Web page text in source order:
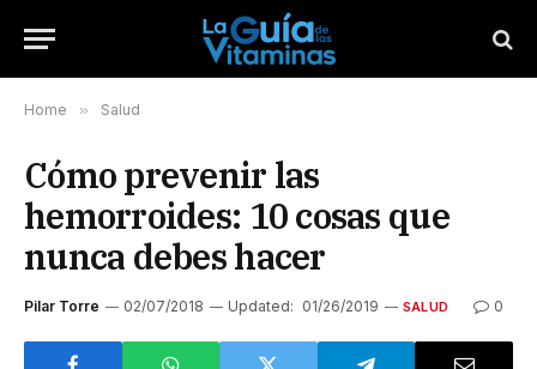
Home » Salud
Cómo prevenir las
hemorroides: 10 cosas que
nunca debes hacer
Pilar Torre 02/07/2018 Updated: 01/26/2019 SALUD 0